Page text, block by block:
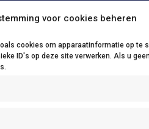
voor cookies beheren
cookies om apparaatinformatie op te
ID's op deze site verwerken. Als u